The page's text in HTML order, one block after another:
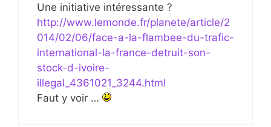
Une initiative intéressante ?
http://www.lemonde.fr/planete/article/2
014/02/06/face-a-la-flambee-du-trafic-
international-la-france-detruit-son-
stock-d-ivoire-
illegal_4361021_3244.html
Faut y voir …